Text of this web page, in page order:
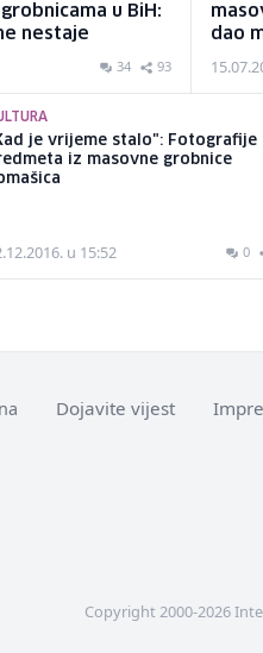
u BiH:
nestaje
34 93
dao
je vrijeme stalo": Fotografije
iz masovne grobnice
u 15:52 0
Dojavite vijest
Copyright 2000-2026